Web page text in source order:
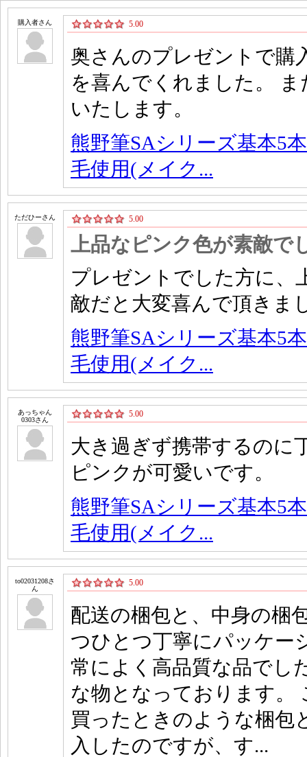
購入者さん 5.00
奥さんのプレゼントで購
を喜んでくれました。
いたします。
熊野筆SAシリーズ基本5
毛使用(メイク...
ただひーさん 5.00
上品なピンク色が素敵で
プレゼントでした方に、
敵だと大変喜んで頂きま
熊野筆SAシリーズ基本5
毛使用(メイク...
あっちゃん
0303さん
5.00
大き過ぎず携帯するのに
ピンクが可愛いです。
熊野筆SAシリーズ基本5
毛使用(メイク...
to02031208さ
ん
5.00
配送の梱包と、中身の梱
つひとつ丁寧にパッケー
常によく高品質な品でし
な物となっております。
買ったときのような梱包
入したのですが、す...